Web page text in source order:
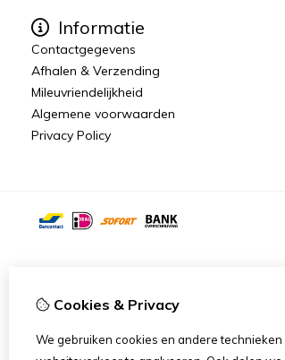
Informatie
Contactgegevens
Afhalen & Verzending
Mileuvriendelijkheid
Algemene voorwaarden
Privacy Policy
Cookies & Privacy
We gebruiken cookies en andere technieken